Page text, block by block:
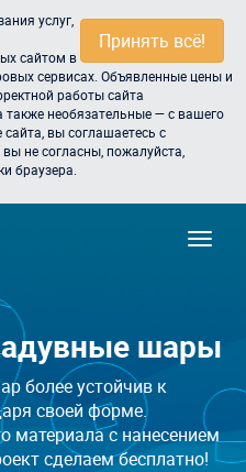
Принять всё!
услуг,
сайтом в
сервисах. Объявленные цены и
работы сайта
также необязательные — с вашего
вы соглашаетесь с
не согласны, пожалуйста,
браузера.
шары
более устойчив к
своей форме.
материала с нанесением
сделаем бесплатно!